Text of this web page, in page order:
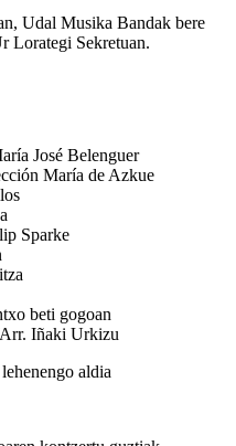
Udal Musika Bandak bere
Lorategi Sekretuan.
José Belenguer
María de Azkue
Sparke
beti gogoan
Iñaki Urkizu
aldia